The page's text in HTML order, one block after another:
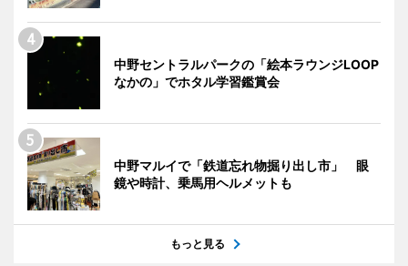
中野セントラルパークの「絵本ラウンジLOOP
なかの」でホタル学習鑑賞会
中野マルイで「鉄道忘れ物掘り出し市」 眼
鏡や時計、乗馬用ヘルメットも
もっと見る